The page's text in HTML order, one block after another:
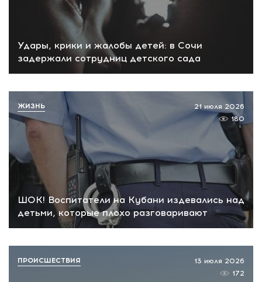
Удары, крики и жалобы детей: в Сочи
задержали сотрудниц детского сада
ШОК! Воспитатели на Кубани издевались над
детьми, которые плохо разговаривают
21 июля 2026
180
ЖИЗНЬ
13 июля 2026
172
ПРОИСШЕСТВИЯ